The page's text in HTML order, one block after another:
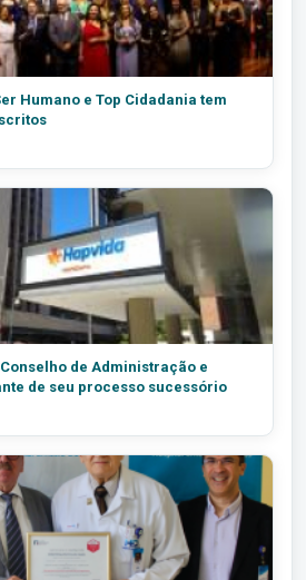
Humano e Top Cidadania tem
de Administração e
de seu processo sucessório